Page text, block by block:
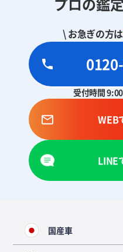
\ お急ぎの方は
受付時間
WEB
LINE
国産車